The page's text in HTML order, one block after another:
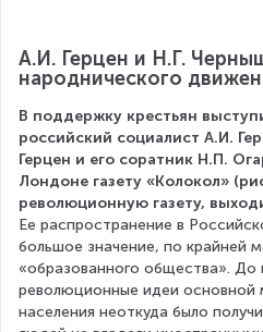
А.И. Герцен и Н.Г.
народнического
В поддержку крестьян
российский социалист А.И.
Герцен и его соратник Н.П.
Лондоне газету «Колокол»
революционную газету,
Ее распространение в
большое значение, по крайней
«образованного общества». До
революционные идеи основной
населения неоткуда было